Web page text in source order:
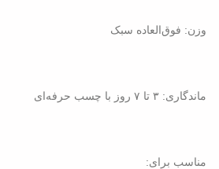
وزن: فوق‌العاده سبک
ماندگاری: ۳ تا ۷ روز با چسب حرفه‌ای
مناسب برای: